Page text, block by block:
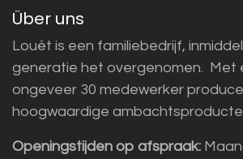
Über uns
Louët is een familiebedrijf,
generatie het overgenomen. Met
ongeveer 30 medewerker
hoogwaardige
Openingstijden op afspraak: